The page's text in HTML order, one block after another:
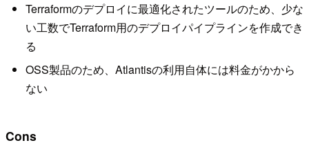
Terraformのデプロイに最適化されたツールのため、少な
い工数でTerraform用のデプロイパイプラインを作成でき
る
OSS製品のため、Atlantisの利用自体には料金がかから
ない
Cons